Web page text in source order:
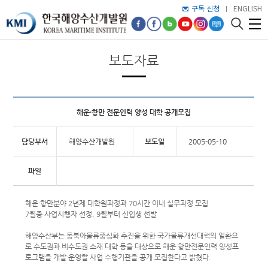
구독 신청 ENGLISH
보도자료
해운·항만 전문인력 양성 대학 공개모집
담당부서 해양수산개발원 보도일 2005-05-10
파일
해운·항만분야 2년제 대학원과정과 70시간 이내 실무과정 모집
7월중 사업시행자 선정, 9월부터 신입생 선발
해양수산부는 동북아물류중심화 추진을 위한 국가물류개선대책의 일환으
로 수도권과 비수도권 소재 대학 등을 대상으로 해운·항만전문인력 양성프
로그램을 개발·운영할 사업 수행기관을 공개 모집한다고 밝혔다.